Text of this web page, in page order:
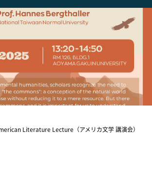
Literature Lecture（アメリカ文学 講演会）